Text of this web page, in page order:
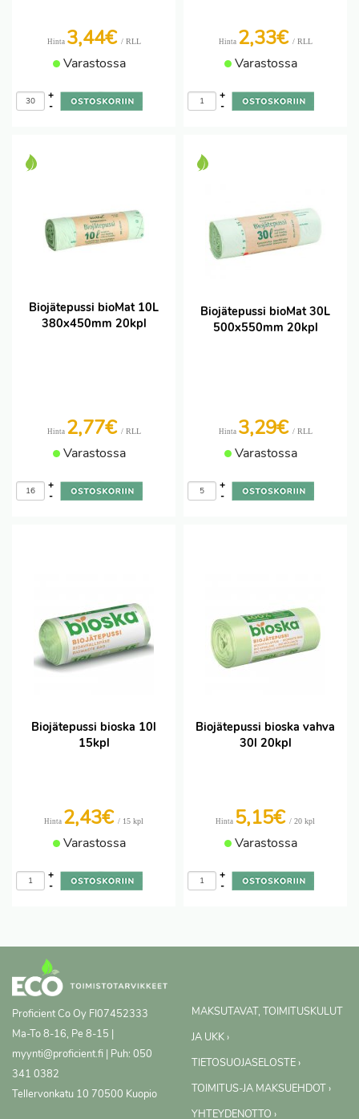
Hinta 3,44€ / RLL
Varastossa
-
+
Hinta 2,33€ / RLL
Varastossa
-
+
Biojätepussi bioMat 10L
380x450mm 20kpl
Hinta 2,77€ / RLL
Varastossa
-
+
Biojätepussi bioMat 30L
500x550mm 20kpl
Hinta 3,29€ / RLL
Varastossa
-
+
Biojätepussi bioska 10l
15kpl
Hinta 2,43€ / 15 kpl
Varastossa
-
+
Biojätepussi bioska vahva
30l 20kpl
Hinta 5,15€ / 20 kpl
Varastossa
-
+
Proficient Co Oy FI07452333
Ma-To 8-16, Pe 8-15 |
myynti@proficient.fi | Puh: 050
341 0382
Tellervonkatu 10 70500 Kuopio
MAKSUTAVAT, TOIMITUSKULUT
JA UKK ›
TIETOSUOJASELOSTE ›
TOIMITUS-JA MAKSUEHDOT ›
YHTEYDENOTTO ›